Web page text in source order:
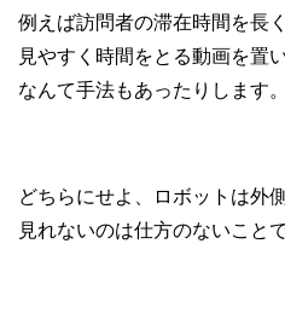
例えば訪問者の滞在時間を長
見やすく時間をとる動画を置
なんて手法もあったりします。
どちらにせよ、ロボットは外
見れないのは仕方のないこと